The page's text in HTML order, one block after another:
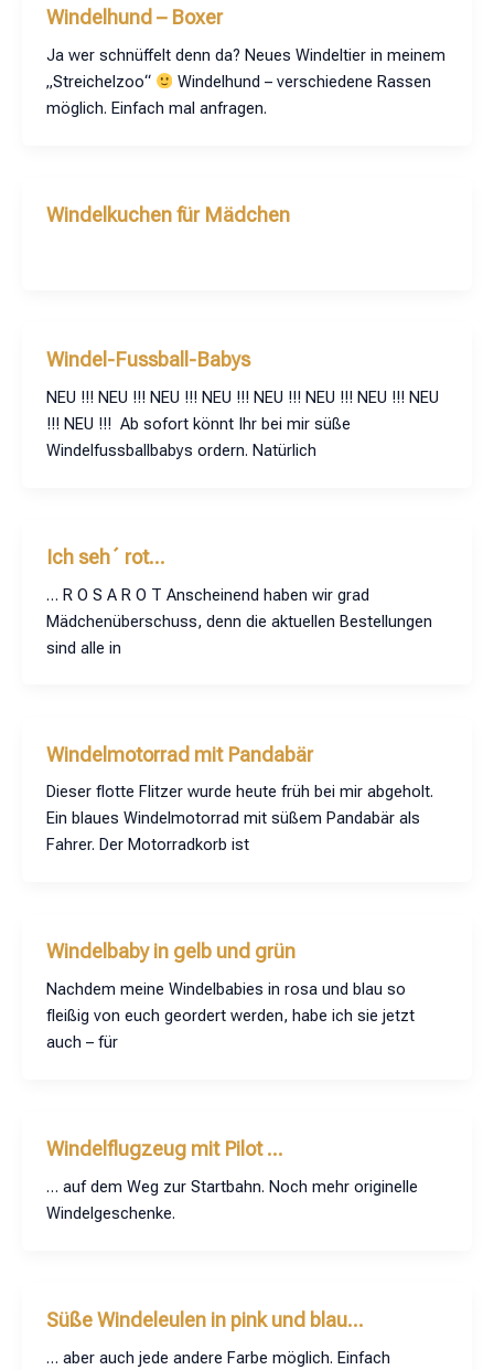
Windelhund – Boxer
Ja wer schnüffelt denn da? Neues Windeltier in meinem
„Streichelzoo“
Windelhund – verschiedene Rassen
möglich. Einfach mal anfragen.
Windelkuchen für Mädchen
Windel-Fussball-Babys
NEU !!! NEU !!! NEU !!! NEU !!! NEU !!! NEU !!! NEU !!! NEU
!!! NEU !!! Ab sofort könnt Ihr bei mir süße
Windelfussballbabys ordern. Natürlich
Ich seh´ rot…
… R O S A R O T Anscheinend haben wir grad
Mädchenüberschuss, denn die aktuellen Bestellungen
sind alle in
Windelmotorrad mit Pandabär
Dieser flotte Flitzer wurde heute früh bei mir abgeholt.
Ein blaues Windelmotorrad mit süßem Pandabär als
Fahrer. Der Motorradkorb ist
Windelbaby in gelb und grün
Nachdem meine Windelbabies in rosa und blau so
fleißig von euch geordert werden, habe ich sie jetzt
auch – für
Windelflugzeug mit Pilot …
… auf dem Weg zur Startbahn. Noch mehr originelle
Windelgeschenke.
Süße Windeleulen in pink und blau…
… aber auch jede andere Farbe möglich. Einfach